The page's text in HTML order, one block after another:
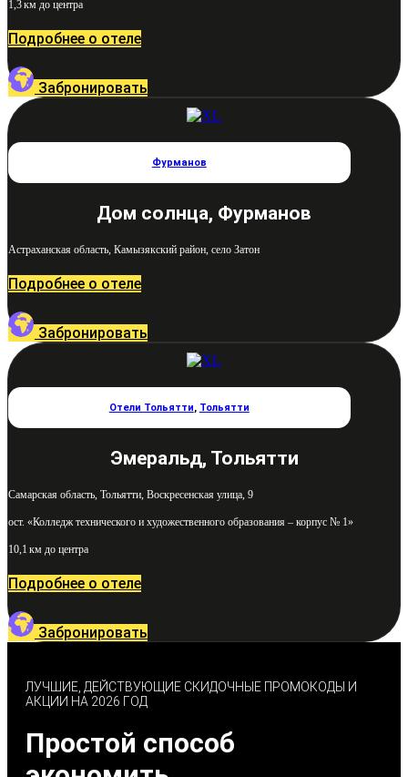
1,3 км до центра
Подробнее о отеле
Забронировать
Фурманов
Дом солнца, Фурманов
Астраханская область, Камызякский район, село Затон
Подробнее о отеле
Забронировать
Отели Тольятти, Тольятти
Эмеральд, Тольятти
Самарская область, Тольятти, Воскресенская улица, 9
ост. «Колледж технического и художественного образования – корпус № 1»
10,1 км до центра
Подробнее о отеле
Забронировать
ЛУЧШИЕ, ДЕЙСТВУЮЩИЕ СКИДОЧНЫЕ ПРОМОКОДЫ И
АКЦИИ НА 2026 ГОД
Простой способ